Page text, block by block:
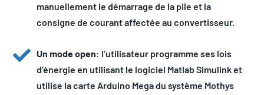
manuellement le démarrage de la pile et la
consigne de courant affectée au convertisseur.
Un mode open: l’utilisateur programme ses lois
d’énergie en utilisant le logiciel Matlab Simulink et
utilise la carte Arduino Mega du système Mothys